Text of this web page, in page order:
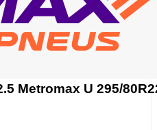
Metromax U 295/